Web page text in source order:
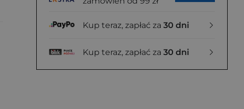
Kup teraz, zapłać za 30 dni
Kup teraz, zapłać za 30 dni